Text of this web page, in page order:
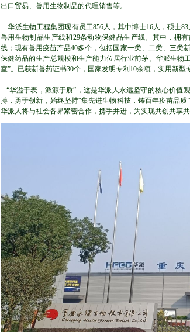
出口贸易、兽用生物制品的代理销售等。
华派生物工程集团现有员工856人，其中博士16人，硕士
兽用生物制品生产线和29条动物保健品生产线。其中，拥
线；现有兽用疫苗产品40多个，包括国家一类、二类、三类
保健药品的生产总规模和生产能力位居行业前茅。华派生物
室”。已获新兽药证书30个，国家发明专利10余项，实用新型
“华溢于表，派源于质”，这是华派人永远坚守的核心价值
搏，勇于创新，始终坚持“集先进生物科技，铸百年疫苗品
华派人将与社会各界紧密合作，携手并进，为实现共创共享